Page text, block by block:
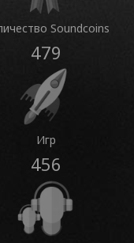
Soundcoins
479
Игр
456